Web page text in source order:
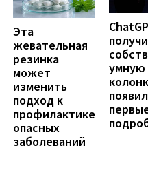
Эта
жевательная
резинка
может
изменить
подход к
профилактике
опасных
заболеваний
умную